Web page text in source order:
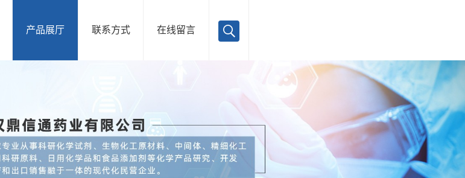
产品展厅 联系方式 在线留言